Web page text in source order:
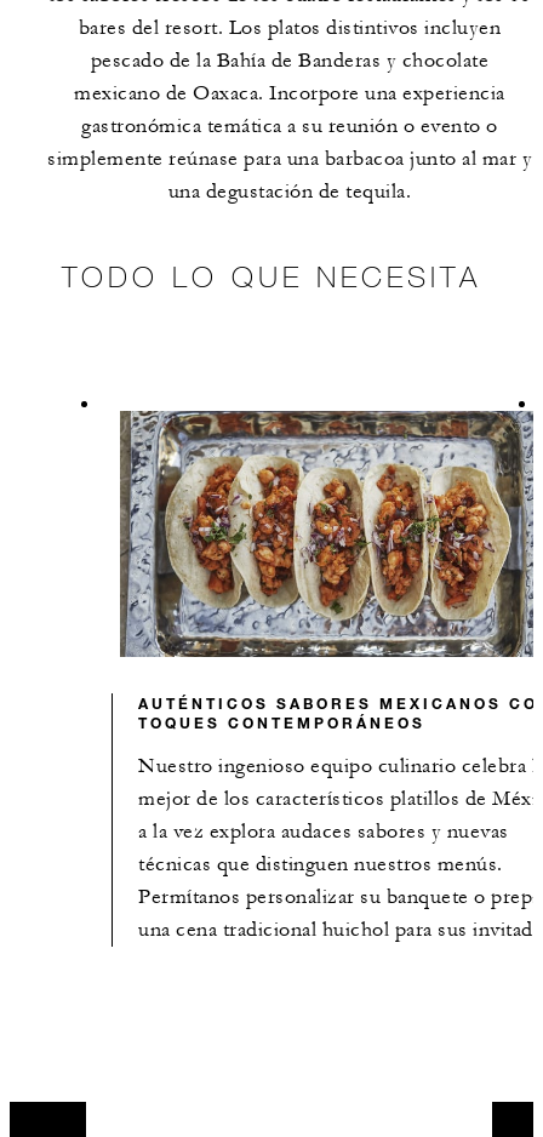
bares del resort. Los platos distintivos incluyen
pescado de la Bahía de Banderas y chocolate
mexicano de Oaxaca. Incorpore una experiencia
gastronómica temática a su reunión o evento o
simplemente reúnase para una barbacoa junto al mar y
una degustación de tequila.
TODO LO QUE NECESITA
AUTÉNTICOS SABORES MEXICANOS
TOQUES CONTEMPORÁNEOS
Nuestro ingenioso equipo culinario celebra
mejor de los característicos platillos de
a la vez explora audaces sabores y nuevas
técnicas que distinguen nuestros menús.
Permítanos personalizar su banquete o
una cena tradicional huichol para sus